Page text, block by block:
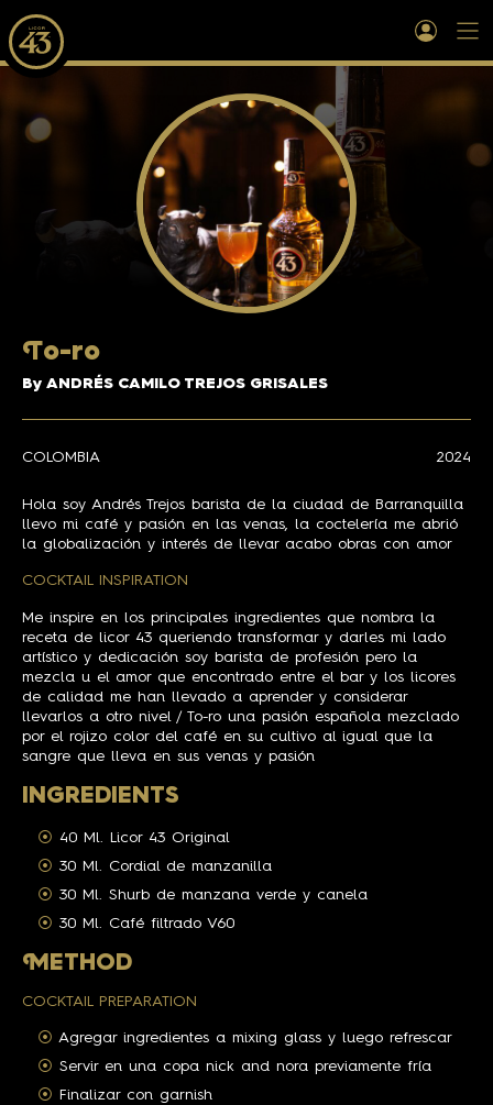
To-ro
By ANDRÉS CAMILO TREJOS GRISALES
COLOMBIA 2024
Hola soy Andrés Trejos barista de la ciudad de Barranquilla
llevo mi café y pasión en las venas, la coctelería me abrió
la globalización y interés de llevar acabo obras con amor
COCKTAIL INSPIRATION
Me inspire en los principales ingredientes que nombra la
receta de licor 43 queriendo transformar y darles mi lado
artístico y dedicación soy barista de profesión pero la
mezcla u el amor que encontrado entre el bar y los licores
de calidad me han llevado a aprender y considerar
llevarlos a otro nivel / To-ro una pasión española mezclado
por el rojizo color del café en su cultivo al igual que la
sangre que lleva en sus venas y pasión
INGREDIENTS
40 Ml. Licor 43 Original
30 Ml. Cordial de manzanilla
30 Ml. Shurb de manzana verde y canela
30 Ml. Café filtrado V60
M ETHOD
COCKTAIL PREPARATION
Agregar ingredientes a mixing glass y luego refrescar
Servir en una copa nick and nora previamente fría
Finalizar con garnish